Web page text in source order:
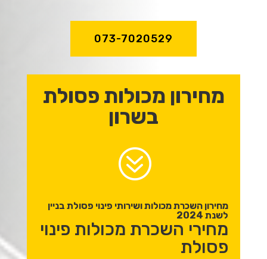
073-7020529
מחירון מכולות פסולת
בשרון
?
מחירון השכרת מכולות ושירותי פינוי פסולת בניין
לשנת 2024
מחירי השכרת מכולות פינוי
פסולת